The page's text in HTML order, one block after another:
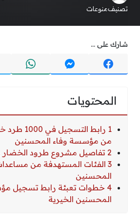
تصنيفمنوعات
شارك على ...
المحتويات
1 رابط
من مؤسسة وفاء المحسنين
2 تفاصيل مشروع طرود الخضار والبيض في غزة
3 الفئات المستهدفة من
المحسنين
4 خطوات تعبئة رابط تسجيل
المحسنين الخيرية